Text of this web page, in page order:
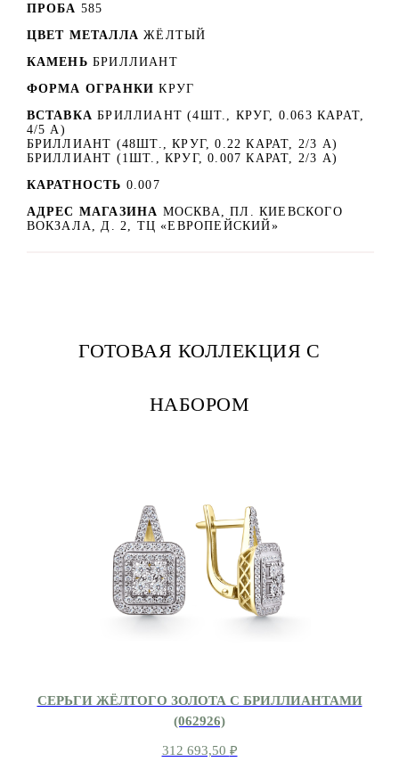
ПРОБА 585
ЦВЕТ МЕТАЛЛА ЖЁЛТЫЙ
КАМЕНЬ БРИЛЛИАНТ
ФОРМА ОГРАНКИ КРУГ
ВСТАВКА БРИЛЛИАНТ (4ШТ., КРУГ, 0.063 КАРАТ,
4/5 А)
БРИЛЛИАНТ (48ШТ., КРУГ, 0.22 КАРАТ, 2/3 А)
БРИЛЛИАНТ (1ШТ., КРУГ, 0.007 КАРАТ, 2/3 А)
КАРАТНОСТЬ 0.007
АДРЕС МАГАЗИНА МОСКВА, ПЛ. КИЕВСКОГО
ВОКЗАЛА, Д. 2, ТЦ «ЕВРОПЕЙСКИЙ»
ГОТОВАЯ КОЛЛЕКЦИЯ С
НАБОРОМ
СЕРЬГИ ЖЁЛТОГО ЗОЛОТА С БРИЛЛИАНТАМИ
(062926)
312 693,50 ₽